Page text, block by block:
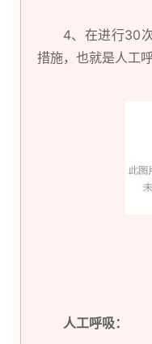
4、在进行30
措施，也就是人工呼
人工呼吸：